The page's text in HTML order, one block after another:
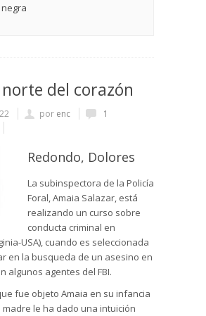
del corazón
por enc
1
Redondo, Dolores
La subinspectora de la Policía
Foral, Amaia Salazar, está
realizando un curso sobre
conducta criminal en
USA), cuando es seleccionada
en la busqueda de un asesino en
algunos agentes del FBI.
fue objeto Amaia en su infancia
le ha dado una intuición